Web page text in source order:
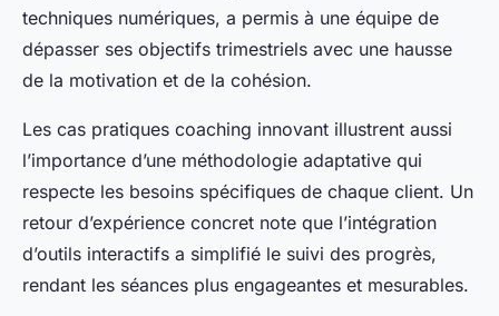
techniques numériques, a permis à une équipe de
dépasser ses objectifs trimestriels avec une hausse
de la motivation et de la cohésion.
Les cas pratiques coaching innovant illustrent aussi
l’importance d’une méthodologie adaptative qui
respecte les besoins spécifiques de chaque client. Un
retour d’expérience concret note que l’intégration
d’outils interactifs a simplifié le suivi des progrès,
rendant les séances plus engageantes et mesurables.